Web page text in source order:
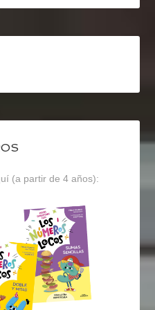
(a partir de 4 años):